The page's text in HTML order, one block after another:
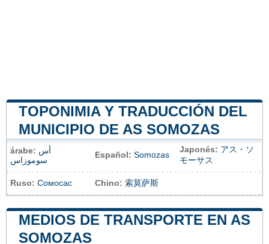
TOPONIMIA Y TRADUCCIÓN DEL
MUNICIPIO DE AS SOMOZAS
árabe: أس
سوموزاس
Español: Somozas
Japonés: アス・ソ
モーサス
Ruso: Сомосас Chino: 索莫萨斯
MEDIOS DE TRANSPORTE EN AS
SOMOZAS